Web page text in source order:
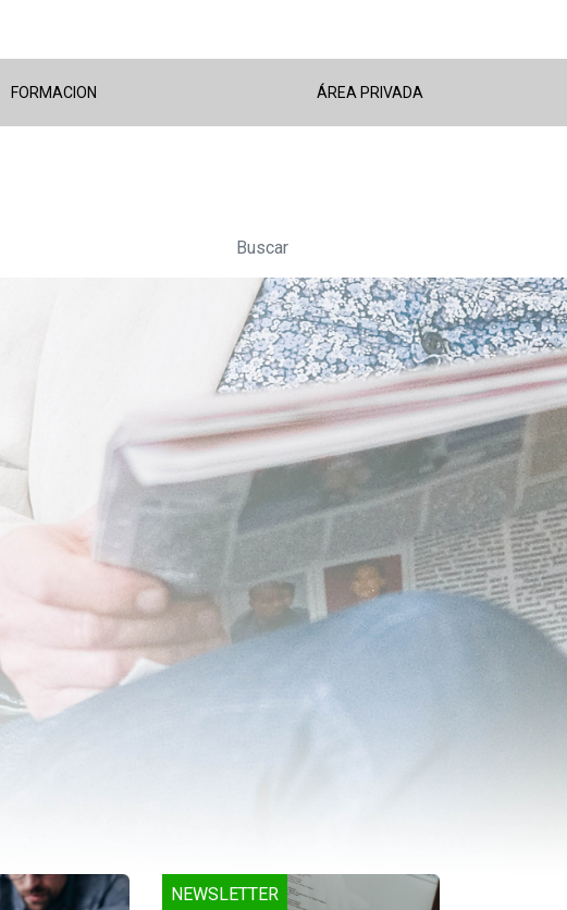
FORMACION ÁREA PRIVADA
NEWSLETTER